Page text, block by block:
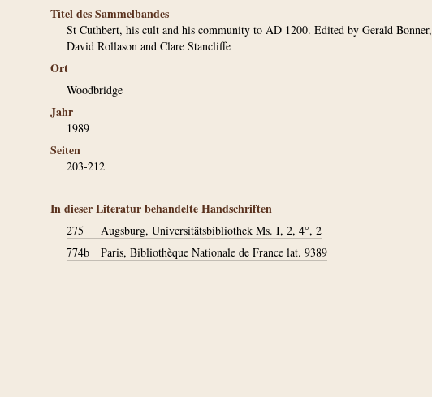
Titel des Sammelbandes
St Cuthbert, his cult and his community to AD 1200. Edited by Gerald Bonner,
David Rollason and Clare Stancliffe
Ort
Woodbridge
Jahr
1989
Seiten
203-212
In dieser Literatur behandelte Handschriften
275
Augsburg, Universitätsbibliothek Ms. I, 2, 4°, 2
774b
Paris, Bibliothèque Nationale de France lat. 9389